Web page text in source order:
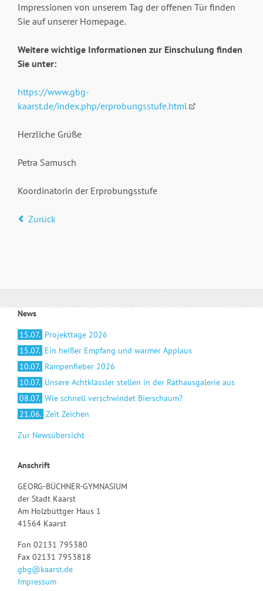
Impressionen von unserem Tag der offenen Tür finden
Sie auf unserer Homepage.
Weitere wichtige Informationen zur Einschulung finden
Sie unter:
https://www.gbg-
kaarst.de/index.php/erprobungsstufe.html
Herzliche Grüße
Petra Samusch
Koordinatorin der Erprobungsstufe
Zurück
News
15.07. Projekttage 2026
15.07. Ein heißer Empfang und warmer Applaus
10.07. Rampenfieber 2026
10.07. Unsere Achtklässler stellen in der Rathausgalerie aus
08.07. Wie schnell verschwindet Bierschaum?
21.06. Zeit Zeichen
Zur Newsübersicht
Anschrift
GEORG-BÜCHNER-GYMNASIUM
der Stadt Kaarst
Am Holzbüttger Haus 1
41564 Kaarst
Fon 02131 795380
Fax 02131 7953818
gbg@kaarst.de
Impressum